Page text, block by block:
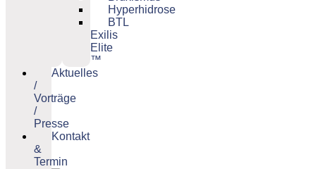
Hyperhidrose
BTL
Exilis
Elite
™
Aktuelles
/
Vorträge
/
Presse
Kontakt
&
Termin